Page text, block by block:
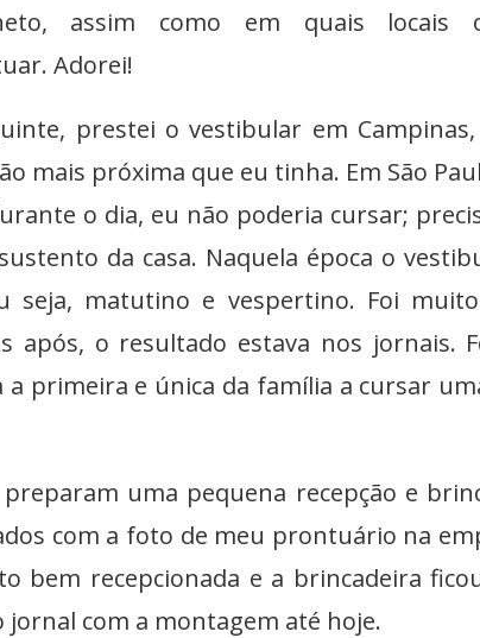
assim como em quais locais
Adorei!
prestei o vestibular em Campinas,
mais próxima que eu tinha. Em São
o dia, eu não poderia cursar;
da casa. Naquela época o
seja, matutino e vespertino. Foi
após, o resultado estava nos jornais.
primeira e única da família a cursar
uma pequena recepção e
com a foto de meu prontuário na
bem recepcionada e a brincadeira
com a montagem até hoje.